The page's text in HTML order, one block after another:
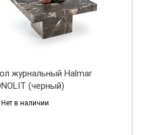
журнальный Halmar
(черный)
Нет в наличии